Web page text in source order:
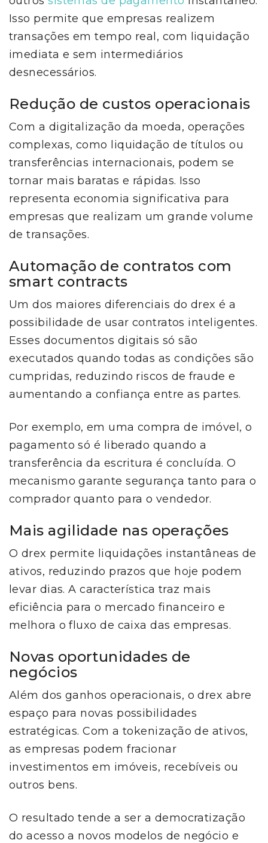
Isso permite que empresas realizem
transações em tempo real, com liquidação
imediata e sem intermediários
desnecessários.
Redução de custos operacionais
Com a digitalização da moeda, operações
complexas, como liquidação de títulos ou
transferências internacionais, podem se
tornar mais baratas e rápidas. Isso
representa economia significativa para
empresas que realizam um grande volume
de transações.
Automação de contratos com
smart contracts
Um dos maiores diferenciais do drex é a
possibilidade de usar contratos inteligentes.
Esses documentos digitais só são
executados quando todas as condições são
cumpridas, reduzindo riscos de fraude e
aumentando a confiança entre as partes.
Por exemplo, em uma compra de imóvel, o
pagamento só é liberado quando a
transferência da escritura é concluída. O
mecanismo garante segurança tanto para o
comprador quanto para o vendedor.
Mais agilidade nas operações
O drex permite liquidações instantâneas de
ativos, reduzindo prazos que hoje podem
levar dias. A característica traz mais
eficiência para o mercado financeiro e
melhora o fluxo de caixa das empresas.
Novas oportunidades de
negócios
Além dos ganhos operacionais, o drex abre
espaço para novas possibilidades
estratégicas. Com a tokenização de ativos,
as empresas podem fracionar
investimentos em imóveis, recebíveis ou
outros bens.
O resultado tende a ser a democratização
do acesso a novos modelos de negócio e